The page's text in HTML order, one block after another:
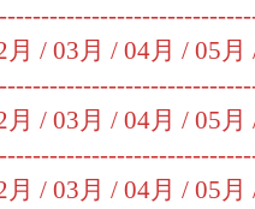
月 / 03月 / 04月 / 05月
月 / 03月 / 04月 / 05月
月 / 03月 / 04月 / 05月